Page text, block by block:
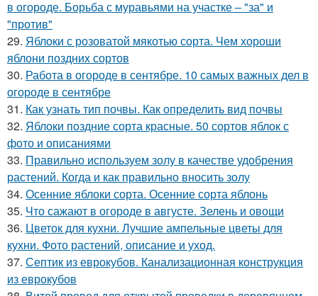
в огороде. Борьба с муравьями на участке – "за" и
"против"
29. Яблоки с розоватой мякотью сорта. Чем хороши
яблони поздних сортов
30. Работа в огороде в сентябре. 10 самых важных дел в
огороде в сентябре
31. Как узнать тип почвы. Как определить вид почвы
32. Яблоки поздние сорта красные. 50 сортов яблок с
фото и описаниями
33. Правильно используем золу в качестве удобрения
растений. Когда и как правильно вносить золу
34. Осенние яблоки сорта. Осенние сорта яблонь
35. Что сажают в огороде в августе. Зелень и овощи
36. Цветок для кухни. Лучшие ампельные цветы для
кухни. Фото растений, описание и уход.
37. Септик из еврокубов. Канализационная конструкция
из еврокубов